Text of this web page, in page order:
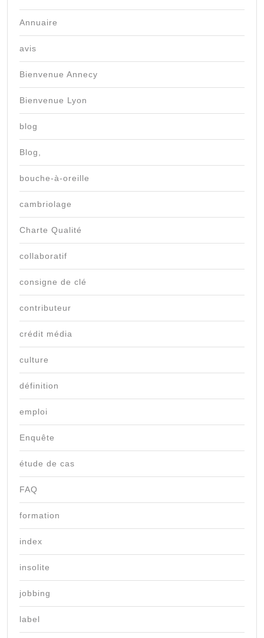
Annuaire
avis
Bienvenue Annecy
Bienvenue Lyon
blog
Blog,
bouche-à-oreille
cambriolage
Charte Qualité
collaboratif
consigne de clé
contributeur
crédit média
culture
définition
emploi
Enquête
étude de cas
FAQ
formation
index
insolite
jobbing
label